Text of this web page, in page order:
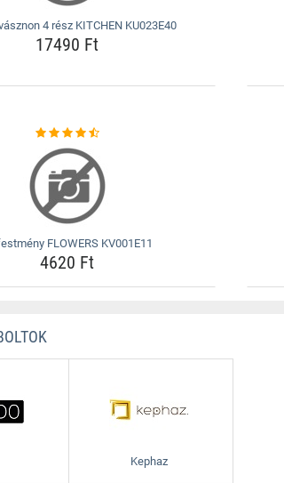
4 rész KITCHEN KU023E40
17490 Ft
FLOWERS KV001E11
4620 Ft
Kephaz